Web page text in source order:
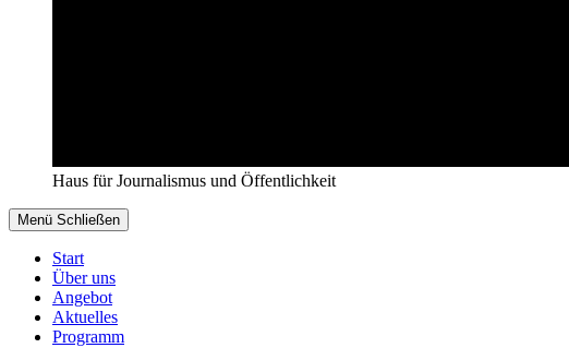
Haus für Journalismus und Öffentlichkeit
Menü Schließen
Start
Über uns
Angebot
Aktuelles
Programm